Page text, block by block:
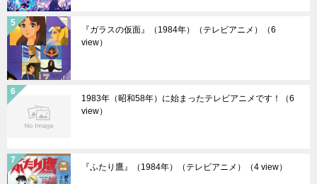
『ガラスの仮面』（1984年）（テレビアニメ）
（6
view）
1983年（昭和58年）に始まったテレビアニメです！
（6
view）
『ふたり鷹』（1984年）（テレビアニメ） （4 view）